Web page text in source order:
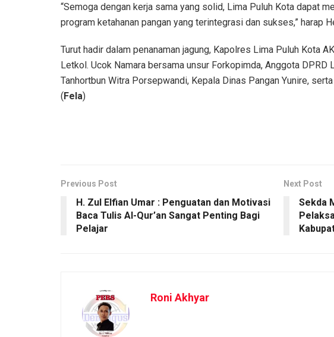
“Semoga dengan kerja sama yang solid, Lima Puluh Kota dapat
program ketahanan pangan yang terintegrasi dan sukses,” harap
Turut hadir dalam penanaman jagung, Kapolres Lima Puluh Kota
Letkol. Ucok Namara bersama unsur Forkopimda, Anggota DPRD
Tanhortbun Witra Porsepwandi, Kepala Dinas Pangan Yunire,
(Fela)
Previous Post
H. Zul Elfian Umar : Penguatan dan Motivasi
Baca Tulis Al-Qur’an Sangat Penting Bagi
Pelajar
Next Post
Sekda
Roni Akhyar